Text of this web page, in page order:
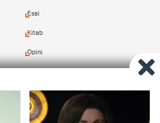
Esai
Kitab
Opini
Tafsir
Pasang Iklan